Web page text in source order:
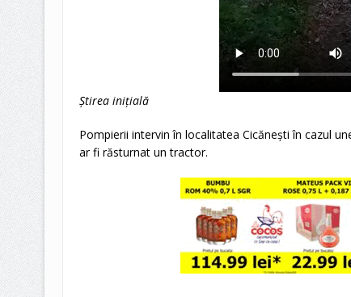
Știrea inițială
Pompierii intervin în localitatea Cicănești în cazul
ar fi răsturnat un tractor.